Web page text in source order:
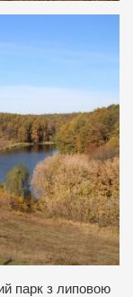
парк з липовою